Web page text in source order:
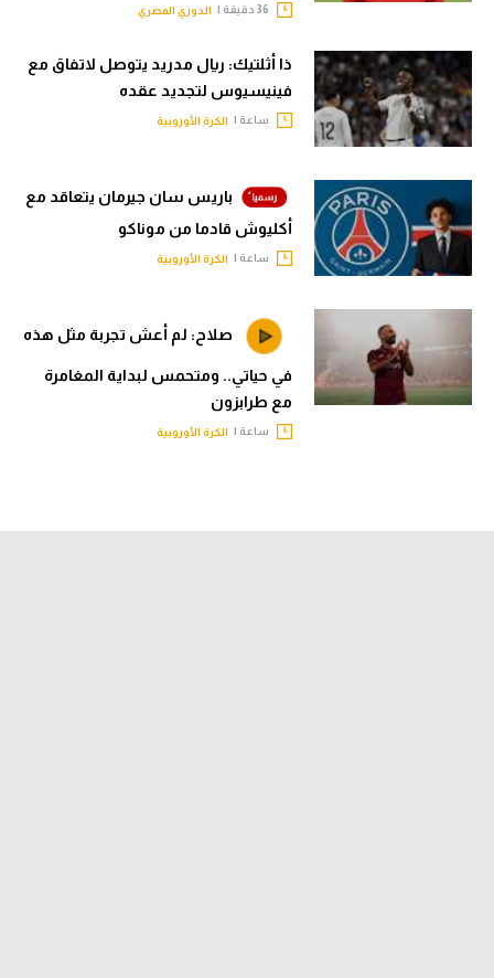
الدوري المصري
ذا أثلتيك: ريال مدريد يتوصل لاتفاق مع
فينيسيوس لتجديد عقده
ساعة | الكرة الأوروبية
باريس سان جيرمان يتعاقد مع
أكليوش قادما من موناكو
ساعة | الكرة الأوروبية
صلاح: لم أعش تجربة مثل هذه
في حياتي.. ومتحمس لبداية المغامرة
مع طرابزون
ساعة | الكرة الأوروبية